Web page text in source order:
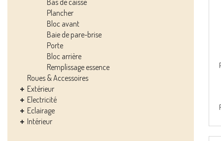
Bas de caisse
Plancher
Bloc avant
Baie de pare-brise
Porte
Bloc arrière
Remplissage essence
Roues & Accessoires
Extérieur
Electricité
Eclairage
Intérieur